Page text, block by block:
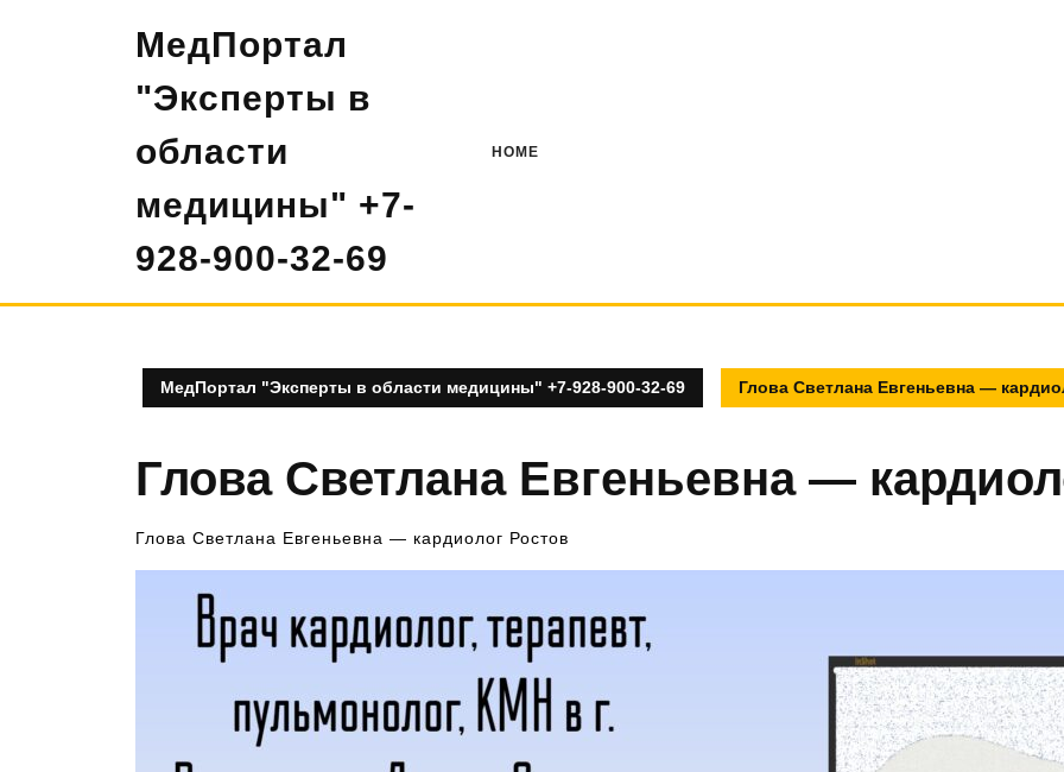
МедПортал
"Эксперты в
области
медицины" +7-
928-900-32-69
HOME
МедПортал "Эксперты в области медицины" +7-928-900-32-69 Глова Светлана Евгеньевна —
Глова Светлана Евгеньевна —
Глова Светлана Евгеньевна — кардиолог Ростов